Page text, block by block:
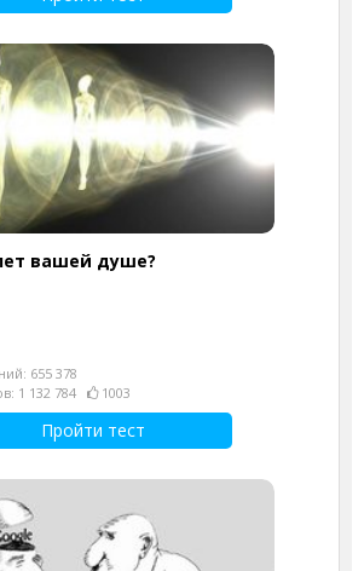
вашей душе?
655 378
1 132 784
1003
Пройти тест